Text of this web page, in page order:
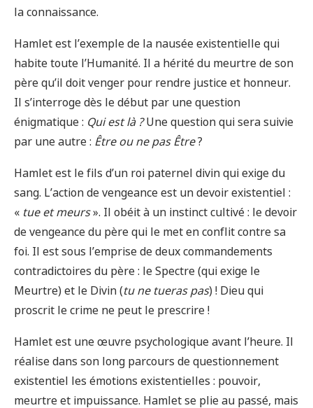
la connaissance.
Hamlet est l’exemple de la nausée existentielle qui
habite toute l’Humanité. Il a hérité du meurtre de son
père qu’il doit venger pour rendre justice et honneur.
Il s’interroge dès le début par une question
énigmatique : Qui est là ?Une question qui sera suivie
par une autre : Être ou ne pas Être?
Hamlet est le fils d’un roi paternel divin qui exige du
sang. L’action de vengeance est un devoir existentiel :
« tue et meurs». Il obéit à un instinct cultivé : le devoir
de vengeance du père qui le met en conflit contre sa
foi. Il est sous l’emprise de deux commandements
contradictoires du père : le Spectre (qui exige le
Meurtre) et le Divin (tu ne tueras pas) ! Dieu qui
proscrit le crime ne peut le prescrire !
Hamlet est une œuvre psychologique avant l’heure. Il
réalise dans son long parcours de questionnement
existentiel les émotions existentielles : pouvoir,
meurtre et impuissance. Hamlet se plie au passé, mais